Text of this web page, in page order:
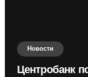
Новости
Центробанк